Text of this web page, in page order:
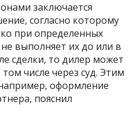
заключается
согласно которому
при определенных
выполняет их до или в
сделки, то дилер может
числе через суд. Этим
оформление
пояснил